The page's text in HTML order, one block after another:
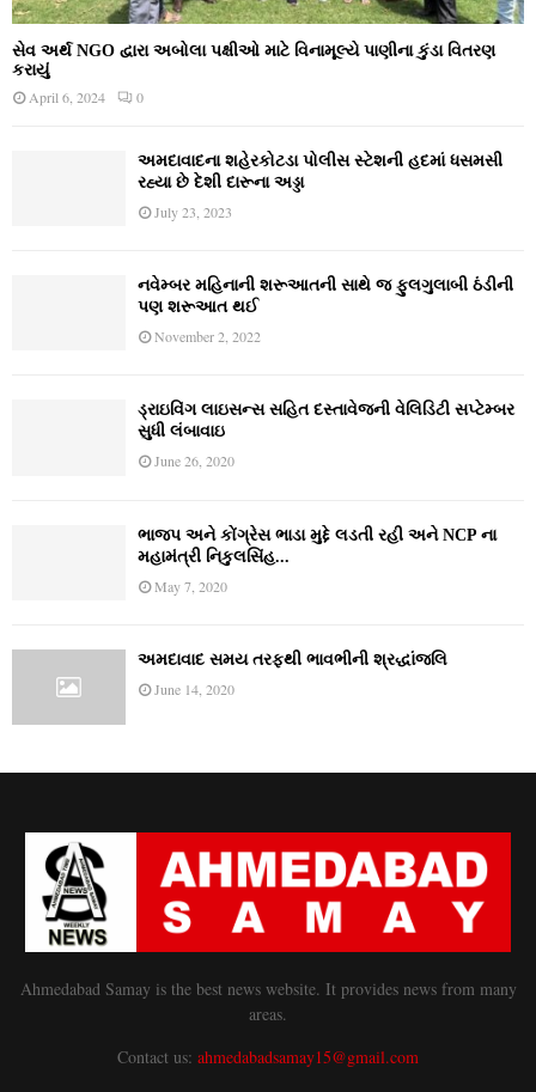
સેવ અર્થ NGO દ્વારા અબોલા પક્ષીઓ માટે વિનામૂલ્યે પાણીના કુંડા વિતરણ
કરાયું
April 6, 2024 0
અમદાવાદના શહેરકોટડા પોલીસ સ્ટેશની હદમાં ધસમસી
રહ્યા છે દેશી દારૂના અડ્ડા
July 23, 2023
નવેમ્‍બર મહિનાની શરૂઆતની સાથે જ ફુલગુલાબી ઠંડીની
પણ શરૂઆત થઈ
November 2, 2022
ડ્રાઇવિંગ લાઇસન્સ સહિત દસ્તાવેજની વેલિડિટી સપ્ટેમ્બર
સુધી લંબાવાઇ
June 26, 2020
ભાજપ અને કોંગ્રેસ ભાડા મુદ્દે લડતી રહી અને NCP ના
મહામંત્રી નિકુલસિંહ...
May 7, 2020
અમદાવાદ સમય તરફથી ભાવભીની શ્રદ્ધાંજલિ
June 14, 2020
Ahmedabad Samay is the best news website. It provides news from many
areas.
Contact us: ahmedabadsamay15@gmail.com